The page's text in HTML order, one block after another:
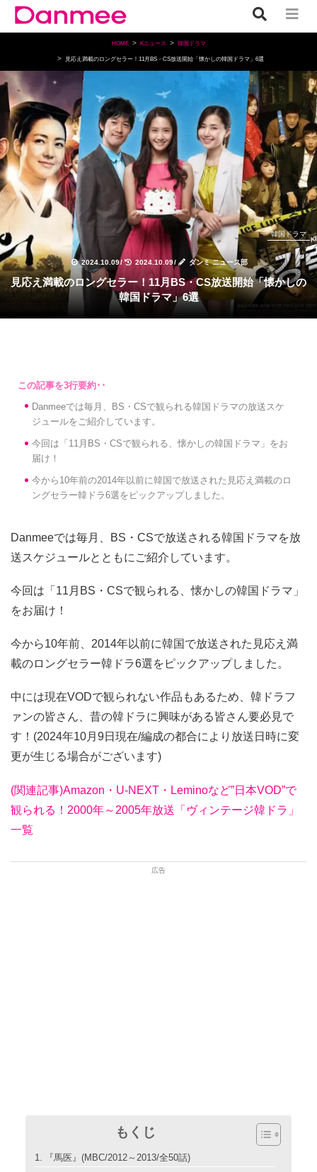
HOME Kニュース 韓国ドラマ
見応え満載のロングセラー！11月BS・CS放送開始「懐かしの韓国ドラマ」6選
2024.10.09/ 2024.10.09/ ダンミ ニュース部
韓国ドラマ
見応え満載のロングセラー！11月BS・CS放送開始「懐かしの
韓国ドラマ」6選
Danmeeでは毎月、BS・CSで観られる韓国ドラマの放送スケ
ジュールをご紹介しています。
今回は「11月BS・CSで観られる、懐かしの韓国ドラマ」をお
届け！
今から10年前の2014年以前に韓国で放送された見応え満載のロ
ングセラー韓ドラ6選をピックアップしました。
Danmeeでは毎月、BS・CSで放送される韓国ドラマを放
送スケジュールとともにご紹介しています。
今回は「11月BS・CSで観られる、懐かしの韓国ドラマ」
をお届け！
今から10年前、2014年以前に韓国で放送された見応え満
載のロングセラー韓ドラ6選をピックアップしました。
中には現在VODで観られない作品もあるため、韓ドラフ
ァンの皆さん、昔の韓ドラに興味がある皆さん要必見で
す！(2024年10月9日現在/編成の都合により放送日時に変
更が生じる場合がございます)
(関連記事)Amazon・U-NEXT・Leminoなど”日本VOD”で
観られる！2000年～2005年放送「ヴィンテージ韓ドラ」
一覧
もくじ
『馬医』(MBC/2012～2013/全50話)